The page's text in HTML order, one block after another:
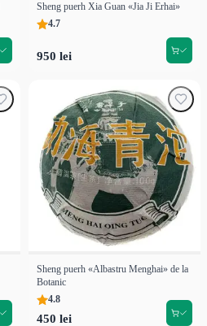
Sheng puerh Xia Guan «Jia Ji Erhai»
4.7
950 lei
Sheng puerh «Albastru Menghai» de la
Botanic
4.8
450 lei